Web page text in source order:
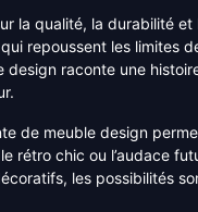
la qualité, la durabilité et
repoussent les limites
raconte une
de meuble design
rétro chic ou l’audace
les possibilités